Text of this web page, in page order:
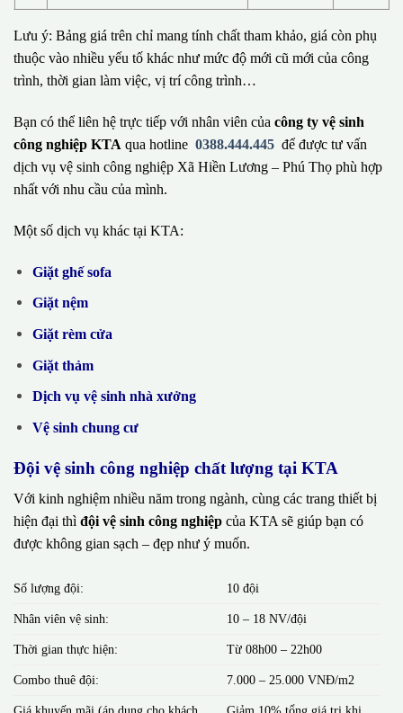
Lưu ý: Bảng giá trên chỉ mang tính chất tham khảo, giá còn phụ
thuộc vào nhiều yếu tố khác như mức độ mới cũ mới của công
trình, thời gian làm việc, vị trí công trình…
Bạn có thể liên hệ trực tiếp với nhân viên của công ty vệ sinh
công nghiệp KTA qua hotline 0388.444.445 để được tư vấn
dịch vụ vệ sinh công nghiệp Xã Hiền Lương – Phú Thọ phù hợp
nhất với nhu cầu của mình.
Một số dịch vụ khác tại KTA:
Giặt ghế sofa
Giặt nệm
Giặt rèm cửa
Giặt thảm
Dịch vụ vệ sinh nhà xưởng
Vệ sinh chung cư
Đội vệ sinh công nghiệp chất lượng tại KTA
Với kinh nghiệm nhiều năm trong ngành, cùng các trang thiết bị
hiện đại thì đội vệ sinh công nghiệp của KTA sẽ giúp bạn có
được không gian sạch – đẹp như ý muốn.
Số lượng đội: 10 đội
Nhân viên vệ sinh: 10 – 18 NV/đội
Thời gian thực hiện: Từ 08h00 – 22h00
Combo thuê đội: 7.000 – 25.000 VNĐ/m2